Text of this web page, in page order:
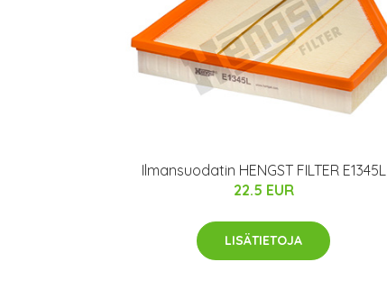
Ilmansuodatin HENGST FILTER E1345L
22.5 EUR
LISÄTIETOJA